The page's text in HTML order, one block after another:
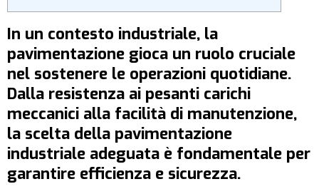
In un contesto industriale, la
pavimentazione gioca un ruolo cruciale
nel sostenere le operazioni quotidiane.
Dalla resistenza ai pesanti carichi
meccanici alla facilità di manutenzione,
la scelta della pavimentazione
industriale adeguata è fondamentale per
garantire efficienza e sicurezza.